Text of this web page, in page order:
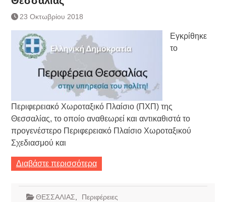
Συναλλάγματος &
Τραπεζογραμματίων 7-3-2019
Συναλλάγματος &
Τραπεζογραμματίων 4-3-2019
Κάθοδος αγροτών
Δικαιοσύνη
23 Οκτωβρίου 2018
Εγκρίθηκε
το
Περιφερειακό Χωροταξικό Πλαίσιο (ΠΧΠ) της
Θεσσαλίας, το οποίο αναθεωρεί και αντικαθιστά το
προγενέστερο Περιφερειακό Πλαίσιο Χωροταξικού
Σχεδιασμού και
Διαβάστε περισσότερα
ΘΕΣΣΑΛΙΑΣ Περιφέρειες